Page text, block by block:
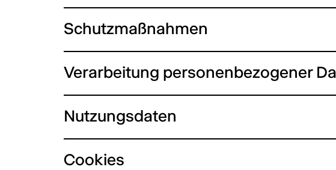
Schutzmaßnahmen
Verarbeitung personenbezogener
Nutzungsdaten
Cookies